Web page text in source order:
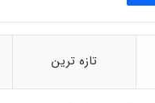
تازه ترین